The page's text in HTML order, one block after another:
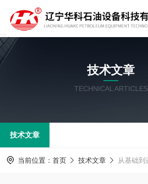
技术文章
TECHNICAL ARTICLES
技术文章
当前位置： 首页 技术文章 从基础到进阶，华科